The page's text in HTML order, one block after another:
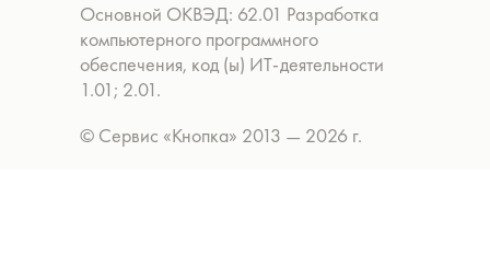
Основной ОКВЭД: 62.01 Разработка
компьютерного программного
обеспечения, код (ы) ИТ-деятельности
1.01; 2.01.
© Сервис «Кнопка» 2013 — 2026 г.